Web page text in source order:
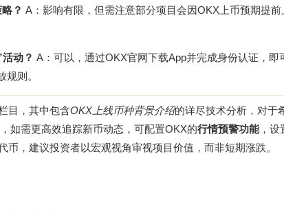
？ A：影响有限，但需注意部分项目会因OKX上币预期提
动？ A：可以，通过OKX官网下载App并完成身份认证，
则。
目，其中包含OKX上线币种背景介绍的详尽技术分析，对于
如需更高效追踪新币动态，可配置OKX的行情预警功能，设
，建议投资者以宏观视角审视项目价值，而非短期涨跌。